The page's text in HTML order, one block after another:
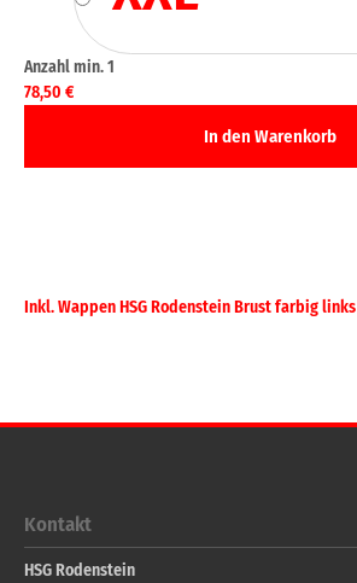
78,50 €
Inkl. Wappen HSG Rodenstein Brust farbig links
Kontakt
HSG Rodenstein